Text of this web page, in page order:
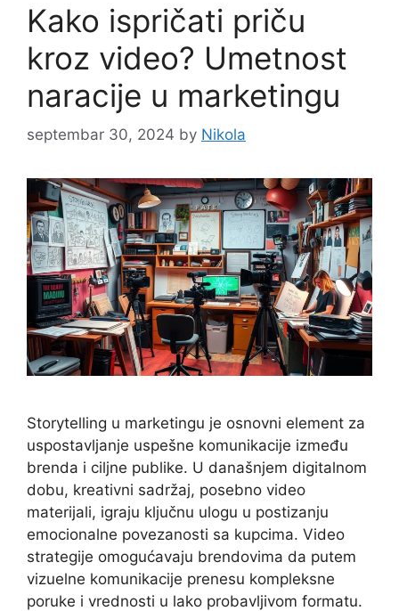
Kako ispričati priču
kroz video? Umetnost
naracije u marketingu
septembar 30, 2024 by Nikola
Storytelling u marketingu je osnovni element za
uspostavljanje uspešne komunikacije između
brenda i ciljne publike. U današnjem digitalnom
dobu, kreativni sadržaj, posebno video
materijali, igraju ključnu ulogu u postizanju
emocionalne povezanosti sa kupcima. Video
strategije omogućavaju brendovima da putem
vizuelne komunikacije prenesu kompleksne
poruke i vrednosti u lako probavljivom formatu.